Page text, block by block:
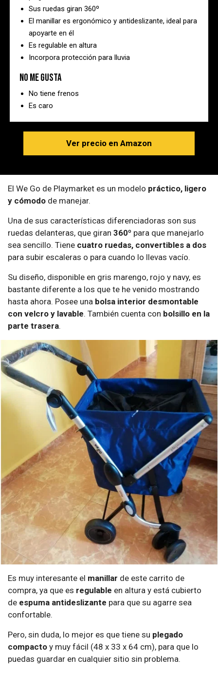
Sus ruedas giran 360º
El manillar es ergonómico y antideslizante, ideal para
apoyarte en él
Es regulable en altura
Incorpora protección para lluvia
No me gusta
No tiene frenos
Es caro
Ver precio en Amazon
El We Go de Playmarket es un modelo práctico, ligero
y cómodo de manejar.
Una de sus características diferenciadoras son sus
ruedas delanteras, que giran 360º para que manejarlo
sea sencillo. Tiene cuatro ruedas, convertibles a dos
para subir escaleras o para cuando lo llevas vacío.
Su diseño, disponible en gris marengo, rojo y navy, es
bastante diferente a los que te he venido mostrando
hasta ahora. Posee una bolsa interior desmontable
con velcro y lavable. También cuenta con bolsillo en la
parte trasera.
Es muy interesante el manillar de este carrito de
compra, ya que es regulable en altura y está cubierto
de espuma antideslizante para que su agarre sea
confortable.
Pero, sin duda, lo mejor es que tiene su plegado
compacto y muy fácil (48 x 33 x 64 cm), para que lo
puedas guardar en cualquier sitio sin problema.